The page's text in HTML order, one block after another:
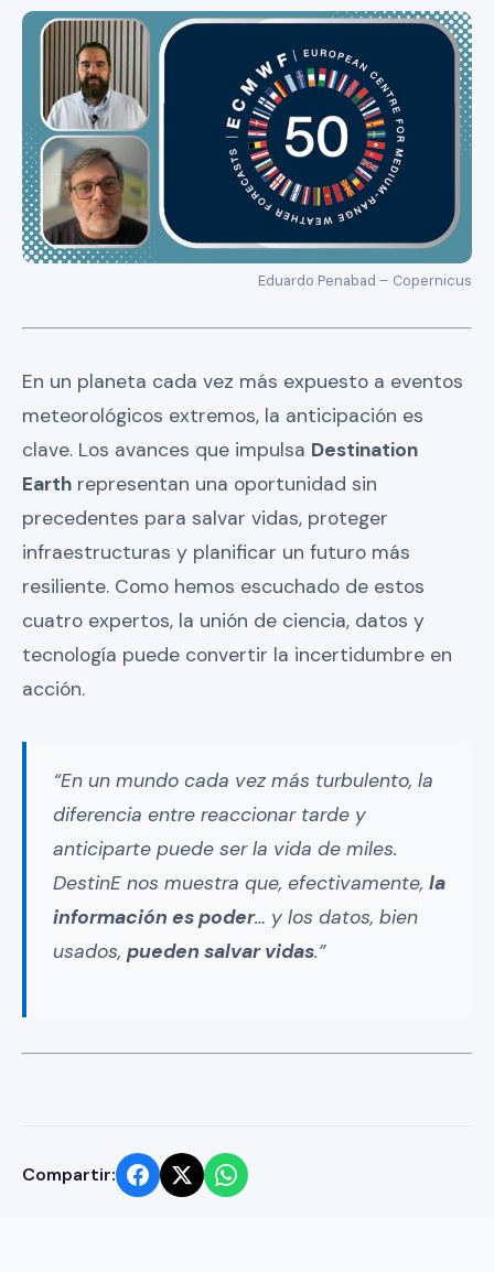
Eduardo Penabad – Copernicus
En un planeta cada vez más expuesto a eventos
meteorológicos extremos, la anticipación es
clave. Los avances que impulsa Destination
Earth representan una oportunidad sin
precedentes para salvar vidas, proteger
infraestructuras y planificar un futuro más
resiliente. Como hemos escuchado de estos
cuatro expertos, la unión de ciencia, datos y
tecnología puede convertir la incertidumbre en
acción.
“En un mundo cada vez más turbulento, la
diferencia entre reaccionar tarde y
anticiparte puede ser la vida de miles.
DestinE nos muestra que, efectivamente, la
información es poder… y los datos, bien
usados, pueden salvar vidas.”
Compartir: